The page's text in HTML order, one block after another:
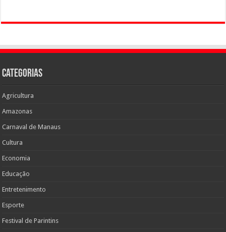
Categorias
Agricultura
Amazonas
Carnaval de Manaus
Cultura
Economia
Educação
Entretenimento
Esporte
Festival de Parintins